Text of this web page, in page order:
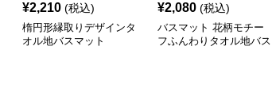
¥2,210 (税込)
楕円形縁取りデザインタ
オル地バスマット
¥2,080 (税込)
バスマット 花柄モチー
フふんわりタオル地バス